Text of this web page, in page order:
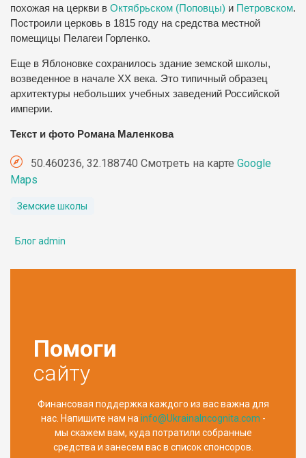
похожая на церкви в Октябрьском (Поповцы) и Петровском.
Построили церковь в 1815 году на средства местной
помещицы Пелагеи Горленко.
Еще в Яблоновке сохранилось здание земской школы,
возведенное в начале ХХ века. Это типичный образец
архитектуры небольших учебных заведений Российской
империи.
Текст и фото Романа Маленкова
50.460236, 32.188740 Смотреть на карте Google
Maps
Земские школы
Блог admin
Помоги
сайту
Финансовая поддержка каждого из вас важна для
нас. Напишите нам на info@UkrainaIncognita.com -
мы скажем вам, куда потратили собранные
средства и занесем вас в список спонсоров.